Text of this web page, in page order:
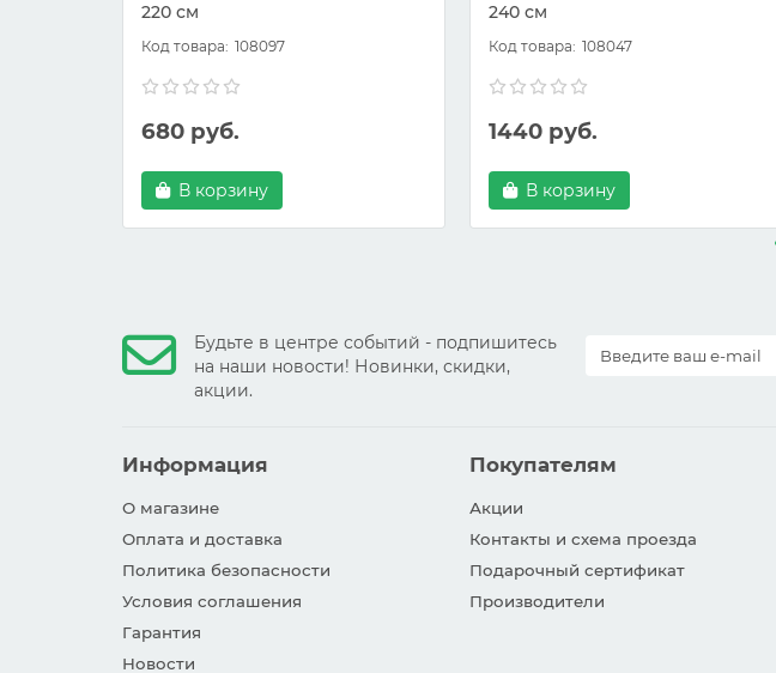
220 см
108097
680 руб.
В корзину
240 см
108047
1440 руб.
В корзину
Будьте в центре событий - подпишитесь
на наши новости! Новинки, скидки,
акции.
Информация
О магазине
Оплата и доставка
Политика безопасности
Условия соглашения
Гарантия
Новости
Покупателям
Акции
Контакты и схема проезда
Подарочный сертификат
Производители